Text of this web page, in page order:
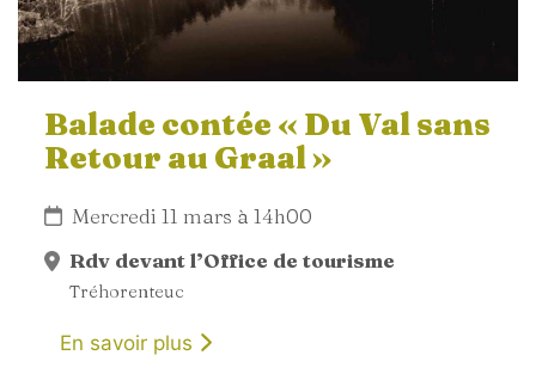
Balade contée « Du Val sans
Retour au Graal »
Mercredi 11 mars à 14h00
Rdv devant l’Office de tourisme
Tréhorenteuc
En savoir plus